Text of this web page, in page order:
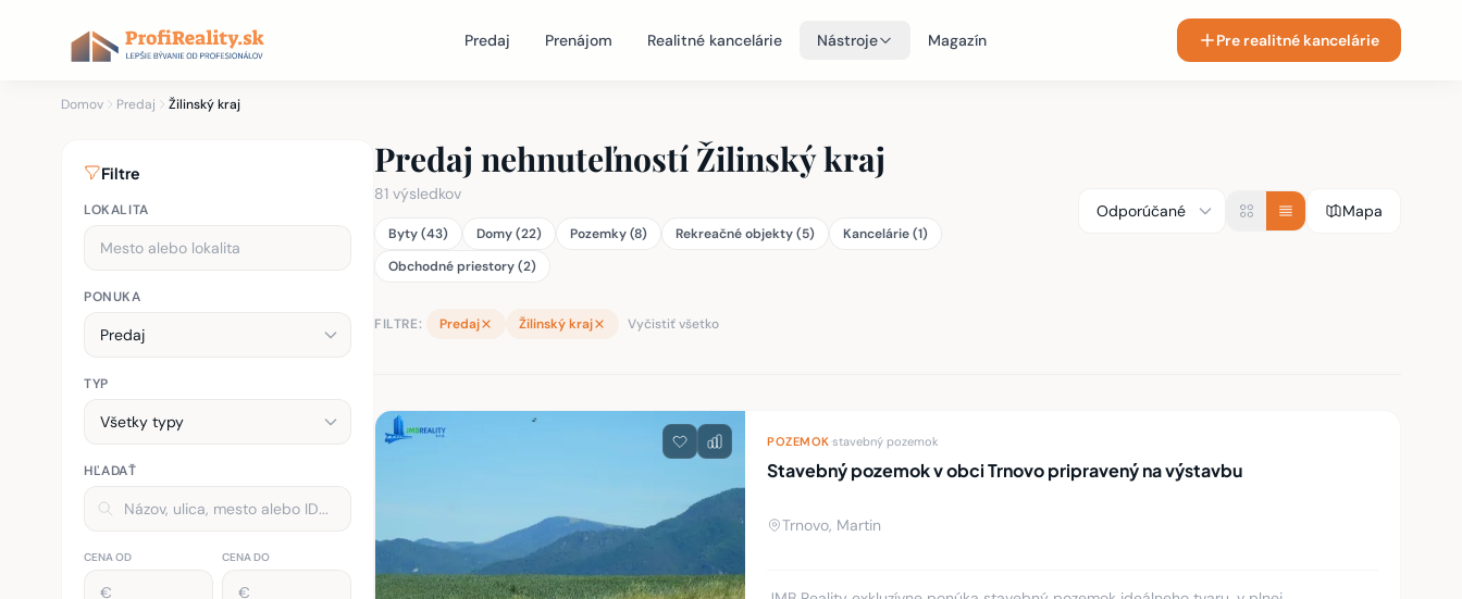
Predaj Prenájom Realitné kancelárie Nástroje Magazín Pre realitné kancelárie
Domov Predaj Žilinský kraj
Filtre
LOKALITA
PONUKA
TYP
HĽADAŤ
CENA OD CENA DO
Predaj nehnuteľností Žilinský kraj
81 výsledkov
Byty (43) Domy (22) Pozemky (8) Rekreačné objekty (5)
Kancelárie (1)
Obchodné priestory (2)
Mapa
FILTRE: Predaj Žilinský kraj Vyčistiť všetko
Zoznam nehnuteľností
POZEMOK stavebný pozemok
Stavebný pozemok v obci Trnovo pripravený na výstavbu
Trnovo, Martin